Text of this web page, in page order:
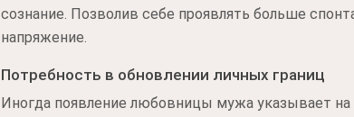
сознание. Позволив себе проявлять больше
напряжение.
Потребность в обновлении личных границ
Иногда появление любовницы мужа указывает